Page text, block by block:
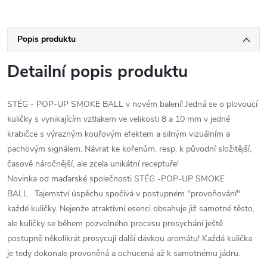
Popis produktu
Detailní popis produktu
STÉG - POP-UP SMOKE BALL v novém balení! Jedná se o plovoucí
kuličky s vynikajícím vztlakem ve velikosti 8 a 10 mm v jedné
krabičce s výrazným kouřovým efektem a silným vizuálním a
pachovým signálem. Návrat ke kořenům, resp. k původní složitější,
časově náročnější, ale zcela unikátní receptuře!
Novinka od maďarské společnosti STÉG -POP-UP SMOKE
BALL. Tajemství úspěchu spočívá v postupném "provoňování"
každé kuličky. Nejenže atraktivní esenci obsahuje již samotné těsto,
ale kuličky se během pozvolného procesu prosychání ještě
postupně několikrát prosycují další dávkou aromátu! Každá kulička
je tedy dokonale provoněná a ochucená až k samotnému jádru.